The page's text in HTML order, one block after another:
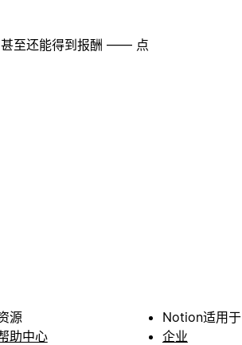
甚至还能得到报酬 —— 点
源
助中心
Notion适用于
企业